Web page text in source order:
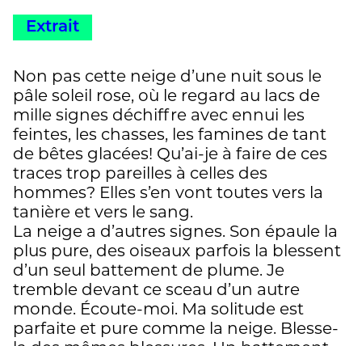
éclairent son intimité, ses impressions,
ses pas dans la campagne du Jorat, sa
dans laquelle on chemine les sens en
alerte, sur le point de céder « aux appels
venus d’un ailleurs indubitable ». »
Thibaut Kaeser
Extrait
Non pas cette neige d’une nuit sous le
pâle soleil rose, où le regard au lacs de
mille signes déchiffre avec ennui les
feintes, les chasses, les famines de tant
de bêtes glacées! Qu’ai-je à faire de ces
traces trop pareilles à celles des
hommes? Elles s’en vont toutes vers la
tanière et vers le sang.
La neige a d’autres signes. Son épaule la
plus pure, des oiseaux parfois la blessent
d’un seul battement de plume. Je
tremble devant ce sceau d’un autre
monde. Écoute-moi. Ma solitude est
parfaite et pure comme la neige. Blesse-